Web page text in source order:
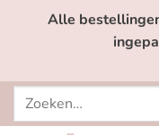
Alle
Zoeken